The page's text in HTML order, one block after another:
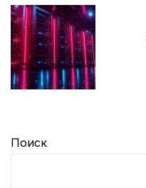
Поиск